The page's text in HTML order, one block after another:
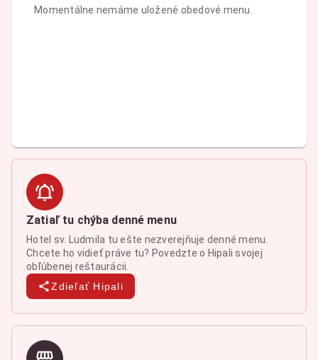
Momentálne nemáme uložené obedové menu.
Zatiaľ tu chýba denné menu
Hotel sv. Ludmila tu ešte nezverejňuje denné menu.
Chcete ho vidieť práve tu? Povedzte o Hipali svojej
obľúbenej reštaurácii.
Zdieľať Hipali